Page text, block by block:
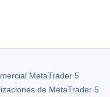
MetaTrader 5
de MetaTrader 5